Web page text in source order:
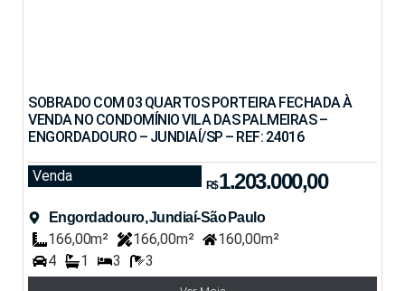
SOBRADO COM 03 QUARTOS PORTEIRA FECHADA À
VENDA NO CONDOMÍNIO VILA DAS PALMEIRAS –
ENGORDADOURO – JUNDIAÍ/SP – REF: 24016
Venda
R$1.203.000,00
Engordadouro, Jundiaí-São Paulo
166,00m² 166,00m²
160,00m²
4
1 3 3